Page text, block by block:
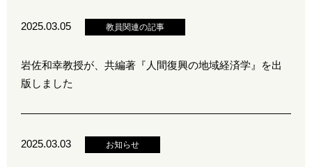
2025.03.05 教員関連の記事
岩佐和幸教授が、共編著『人間復興の地域経済学』を出
版しました
2025.03.03 お知らせ